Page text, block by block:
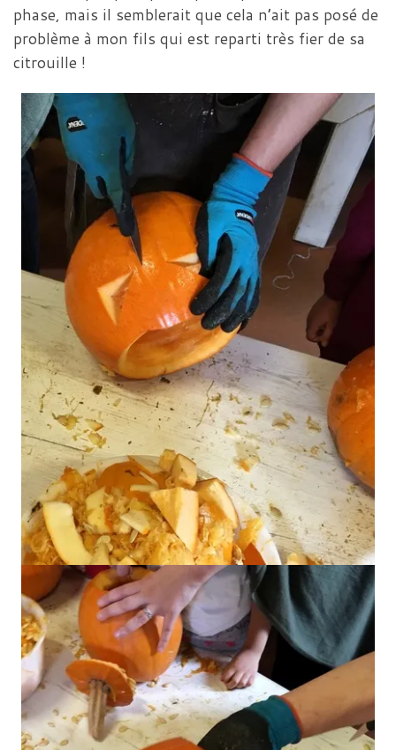
phase, mais il semblerait que cela n’ait pas posé de
problème à mon fils qui est reparti très fier de sa
citrouille !